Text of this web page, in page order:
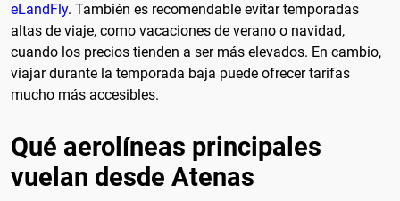
eLandFly. También es recomendable evitar temporadas
altas de viaje, como vacaciones de verano o navidad,
cuando los precios tienden a ser más elevados. En cambio,
viajar durante la temporada baja puede ofrecer tarifas
mucho más accesibles.
Qué aerolíneas principales
vuelan desde Atenas